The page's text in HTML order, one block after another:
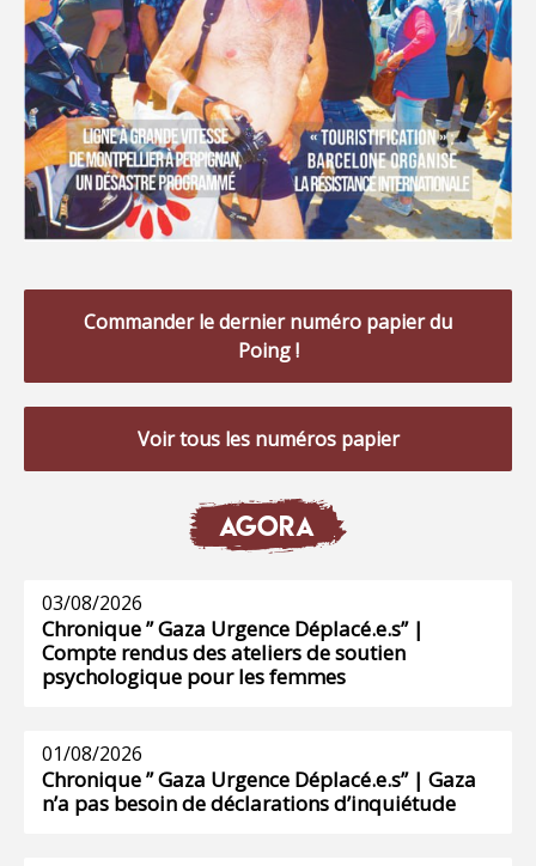
Commander le dernier numéro papier du
Poing !
Voir tous les numéros papier
AGORA
03/08/2026
Chronique ” Gaza Urgence Déplacé.e.s” |
Compte rendus des ateliers de soutien
psychologique pour les femmes
01/08/2026
Chronique ” Gaza Urgence Déplacé.e.s” | Gaza
n’a pas besoin de déclarations d’inquiétude